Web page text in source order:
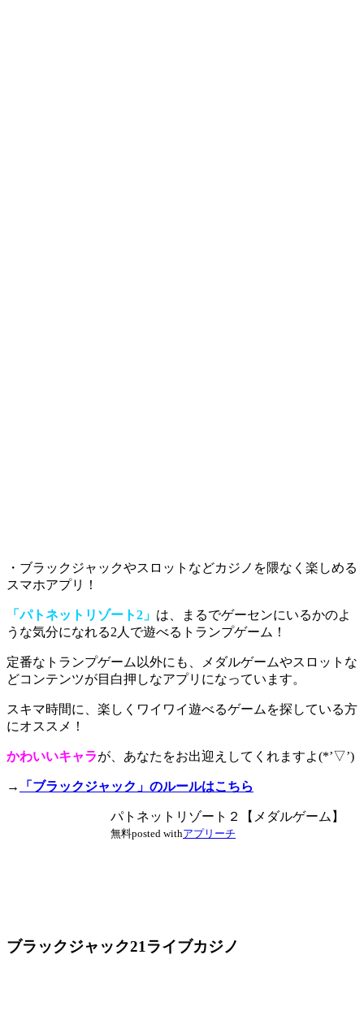
・ブラックジャックやスロットなどカジノを隈なく楽しめる
スマホアプリ！
「パトネットリゾート2」 は、まるでゲーセンにいるかのよ
うな気分になれる2人で遊べるトランプゲーム！
定番なトランプゲーム以外にも、メダルゲームやスロットな
どコンテンツが目白押しなアプリになっています。
スキマ時間に、楽しくワイワイ遊べるゲームを探している方
にオススメ！
かわいいキャラが、あなたをお出迎えしてくれますよ(*’▽’)
→ 「ブラックジャック」のルールはこちら
パトネットリゾート２【メダルゲーム】
無料posted withアプリーチ
ブラックジャック21ライブカジノ